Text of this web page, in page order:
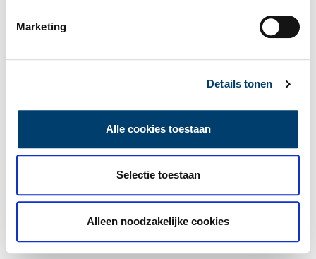
Marketing
Details tonen
Alle cookies toestaan
Selectie toestaan
Alleen noodzakelijke cookies